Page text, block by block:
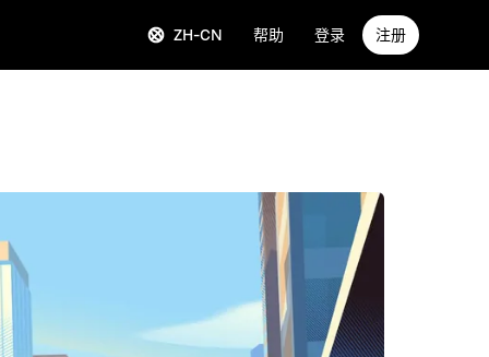
ZH-CN 帮助 登录 注册